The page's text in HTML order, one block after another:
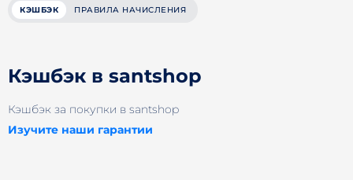
КЭШБЭК ПРАВИЛА НАЧИСЛЕНИЯ
Кэшбэк в santshop
Кэшбэк за покупки в santshop
Изучите наши гарантии